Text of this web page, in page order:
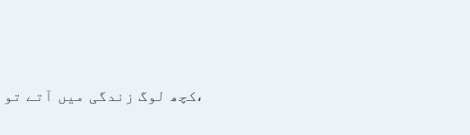
کچھ لوگ زندگی میں آتے تو خاص ہیں،